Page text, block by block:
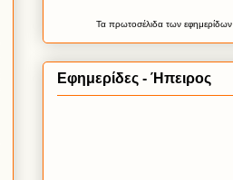
Τα πρωτοσέλιδατων εφημερίδων
Εφημερίδες - Ήπειρος